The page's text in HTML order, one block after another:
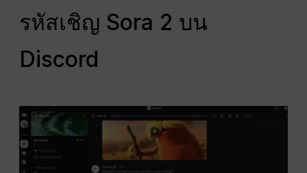
รหัสเชิญ Sora 2 บน
Discord